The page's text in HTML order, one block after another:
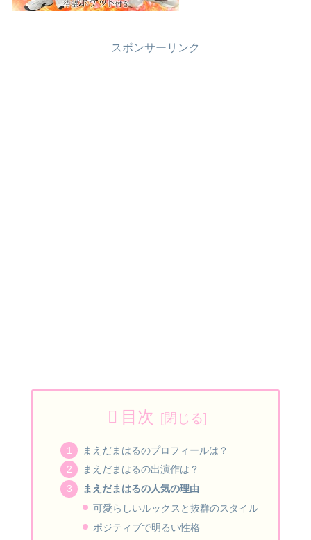
スポンサーリンク
目次
まえだまはるのプロフィールは？
まえだまはるの出演作は？
まえだまはるの人気の理由
可愛らしいルックスと抜群のスタイル
ポジティブで明るい性格